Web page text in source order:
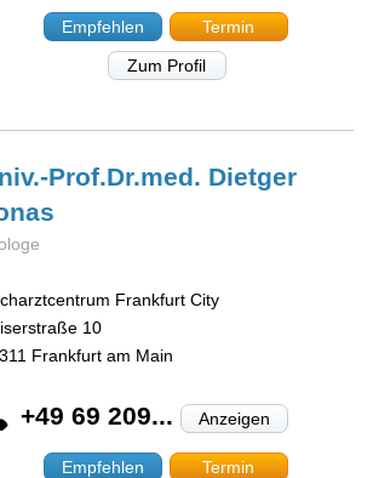
Empfehlen
Termin
Zum Profil
Prof.Dr.med. Dietger
Frankfurt City
10
Frankfurt am Main
+49 69 209... Anzeigen
Empfehlen
Termin